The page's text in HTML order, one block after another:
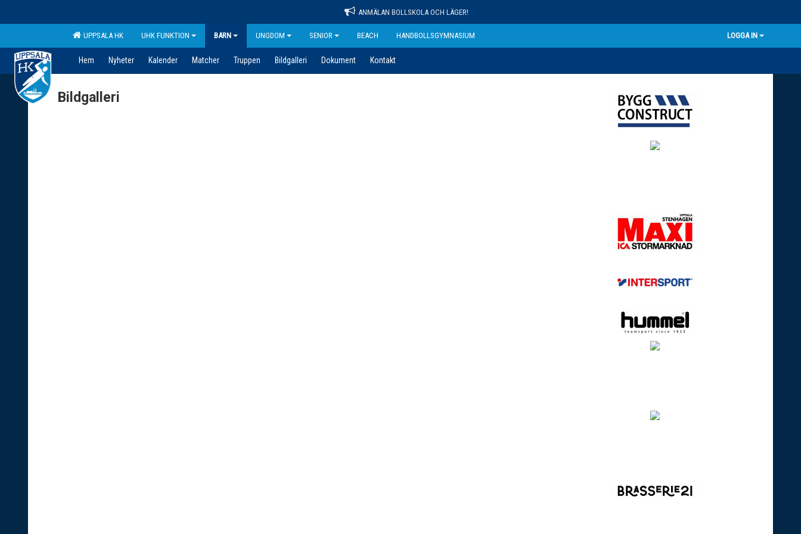
ANMÄLAN BOLLSKOLA OCH LÄGER!
UPPSALA HK UHK FUNKTION BARN UNGDOM SENIOR BEACH HANDBOLLSGYMNASIUM LOGGA IN
Hem Nyheter Kalender Matcher Truppen Bildgalleri Dokument Kontakt
Bildgalleri